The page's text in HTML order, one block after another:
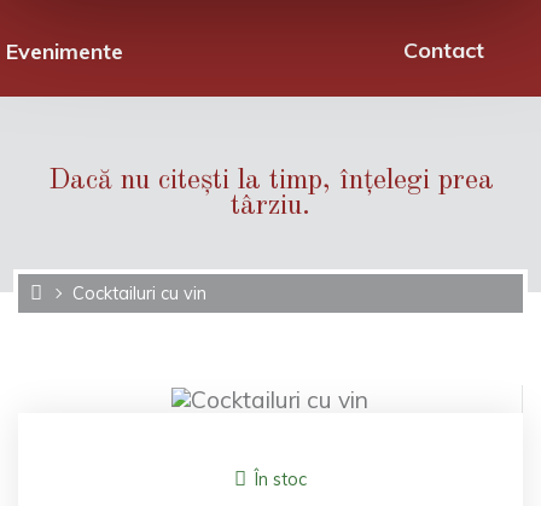
Evenimente Contact
Dacă nu citești la timp, înțelegi prea
târziu.
Cocktailuri cu vin
În stoc